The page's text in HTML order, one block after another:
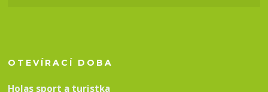
OTEVÍRACÍ DOBA
Holas sport a turistka